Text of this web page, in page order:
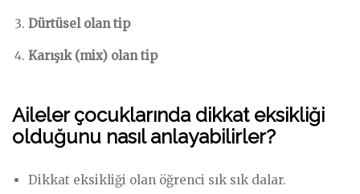
Dürtüsel olan tip
Karışık (mix) olan tip
Aileler çocuklarında dikkat eksikliği
olduğunu nasıl anlayabilirler?
Dikkat eksikliği olan öğrenci sık sık dalar.